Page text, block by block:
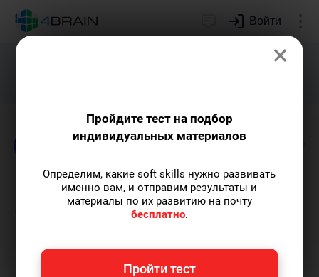
Войти
Подарим индивидуальный план
Финансы и деньги
Профессии будущего и
будущее сегодняшних
×
Пройдите тест на подбор
индивидуальных материалов
Определим, какие soft skills нужно развивать
именно вам, и отправим результаты и
материалы по их развитию на почту
бесплатно.
Пройти тест